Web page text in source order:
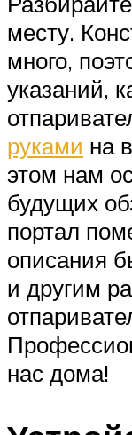
месту.
много,
указаний,
руками на
этом нам
будущих
портал
описания
и другим
нас дома!